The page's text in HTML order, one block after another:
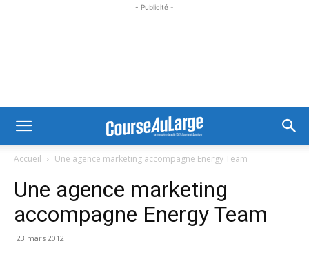
- Publicité -
Accueil Une agence marketing accompagne Energy Team
Une agence marketing
accompagne Energy Team
23 mars 2012